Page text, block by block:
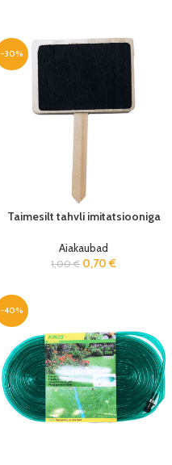
-30%
Taimesilt tahvli imitatsiooniga
Aiakaubad
1,00€ 0,70 €
-40%